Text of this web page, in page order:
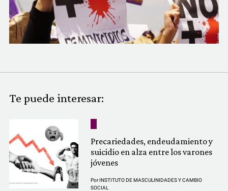
Te puede interesar:
Precariedades, endeudamiento y
suicidio en alza entre los varones
jóvenes
PorINSTITUTO DE MASCULINIDADES Y CAMBIO
SOCIAL